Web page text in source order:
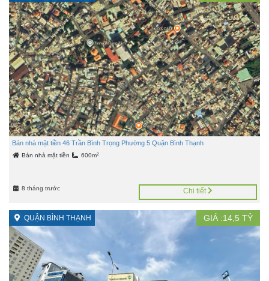
Bán nhà mặt tiền 46 Trần Bình Trọng Phường 5 Quận Bình Thạnh
Bán nhà mặt tiền 600m2
8 tháng trước Chi tiết
QUẬN BÌNH THẠNH GIÁ :14,5 TỶ